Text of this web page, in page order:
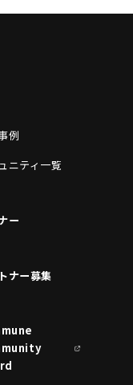
例
ニティ一覧
ー
ナー募集